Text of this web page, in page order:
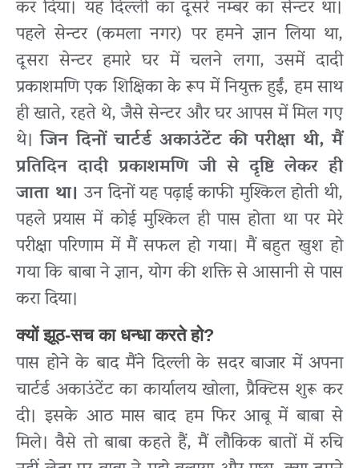
कर दिया। यह दिल्ली का दूसरे नम्बर का सेन्टर था।
पहले सेन्टर (कमला नगर) पर हमने ज्ञान लिया था,
दूसरा सेन्टर हमारे घर में चलने लगा, उसमें दादी
प्रकाशमणि एक शिक्षिका के रूप में नियुक्त हुईं, हम साथ
ही खाते, रहते थे, जैसे सेन्टर और घर आपस में मिल गए
थे।जिन दिनों चार्टर्ड अकाउंटेंट की परीक्षा थी, मैं
प्रतिदिन दादी प्रकाशमणि जी से दृष्टि लेकर ही
जाता था। उन दिनों यह पढ़ाई काफी मुश्किल होती थी,
पहले प्रयास में कोई मुश्किल ही पास होता था पर मेरे
परीक्षा परिणाम में मैं सफल हो गया। मैं बहुत खुश हो
गया कि बाबा ने ज्ञान, योग की शक्ति से आसानी से पास
करा दिया।
क्यों झूठ-सच का धन्धा करते हो?
पास होने के बाद मैंने दिल्ली के सदर बाजार में अपना
चार्टर्ड अकाउंटेंट का कार्यालय खोला, प्रैक्टिस शुरू कर
दी। इसके आठ मास बाद हम फिर आबू में बाबा से
मिले। वैसे तो बाबा कहते हैं, मैं लौकिक बातों में रुचि